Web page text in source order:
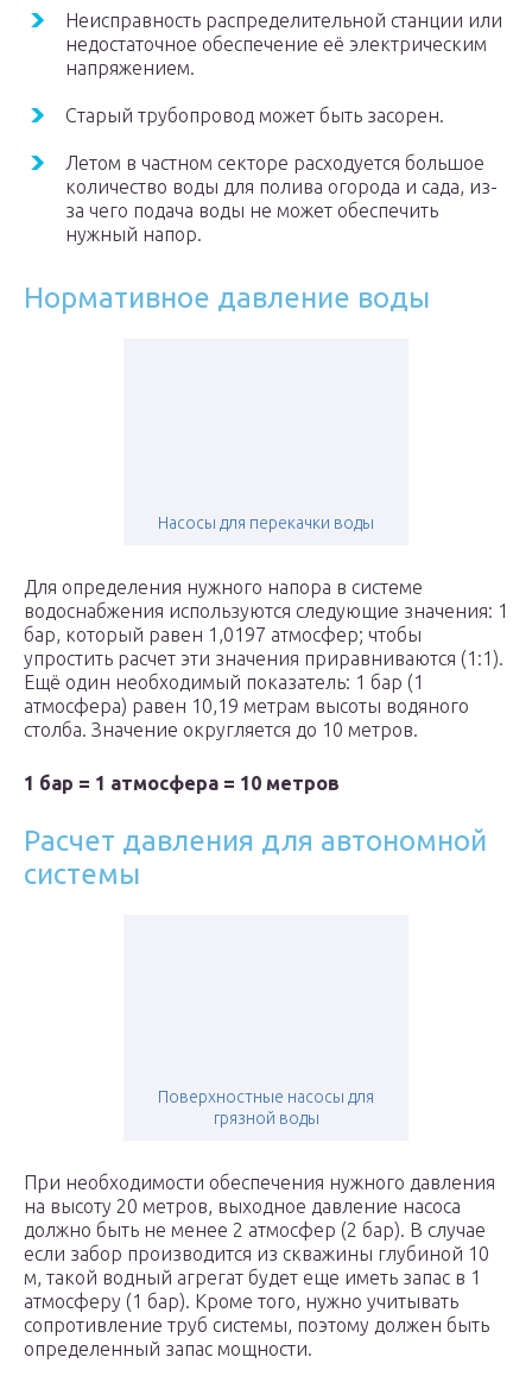
Неисправность распределительной станции или
недостаточное обеспечение её электрическим
напряжением.
Старый трубопровод может быть засорен.
Летом в частном секторе расходуется большое
количество воды для полива огорода и сада, из-
за чего подача воды не может обеспечить
нужный напор.
Нормативное давление воды
Насосы для перекачки воды
Для определения нужного напора в системе
водоснабжения используются следующие значения: 1
бар, который равен 1,0197 атмосфер; чтобы
упростить расчет эти значения приравниваются (1:1).
Ещё один необходимый показатель: 1 бар (1
атмосфера) равен 10,19 метрам высоты водяного
столба. Значение округляется до 10 метров.
1 бар = 1 атмосфера = 10 метров
Расчет давления для автономной
системы
Поверхностные насосы для
грязной воды
При необходимости обеспечения нужного давления
на высоту 20 метров, выходное давление насоса
должно быть не менее 2 атмосфер (2 бар). В случае
если забор производится из скважины глубиной 10
м, такой водный агрегат будет еще иметь запас в 1
атмосферу (1 бар). Кроме того, нужно учитывать
сопротивление труб системы, поэтому должен быть
определенный запас мощности.